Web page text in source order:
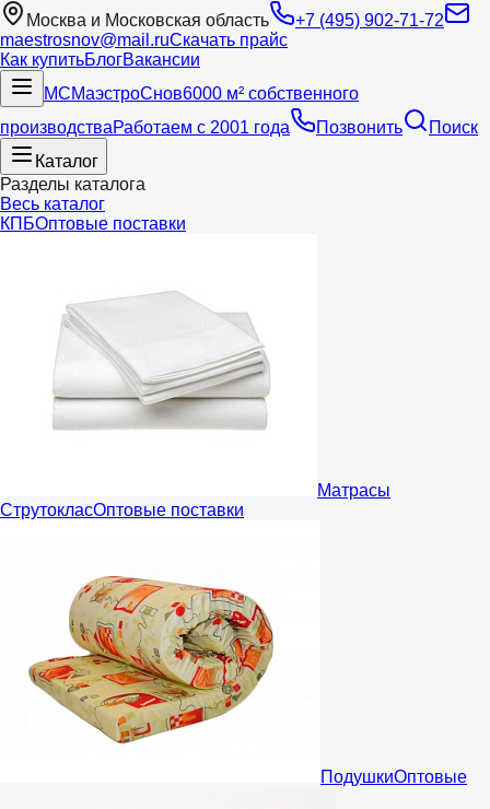
Москва и Московская область
+7 (495) 902-71-72
maestrosnov@mail.ruСкачать прайс
Как купитьБлогВакансии
МСМаэстроСнов6000 м² собственного
производстваРаботаем с 2001 года Позвонить
Поиск
Каталог
Разделы каталога
Весь каталог
КПБОптовые поставки
Матрасы
СтрутокласОптовые поставки
ПодушкиОптовые